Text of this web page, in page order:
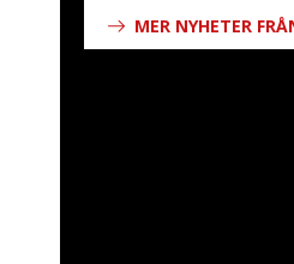
MER NYHETER